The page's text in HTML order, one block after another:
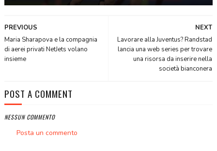
NEXT
Lavorare alla Juventus? Randstad
lancia una web series per trovare
una risorsa da inserire nella
società bianconera
PREVIOUS
Maria Sharapova e la compagnia
di aerei privati NetJets volano
insieme
POST A COMMENT
NESSUN COMMENTO
Posta un commento